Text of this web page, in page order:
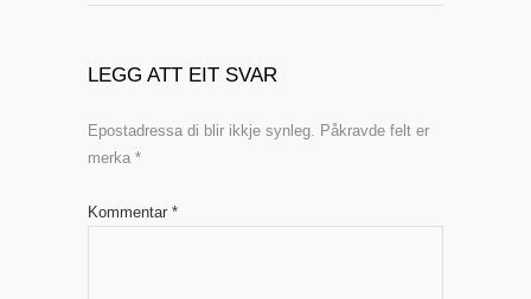
LEGG ATT EIT SVAR
Epostadressa di blir ikkje synleg. Påkravde felt er
merka *
Kommentar *